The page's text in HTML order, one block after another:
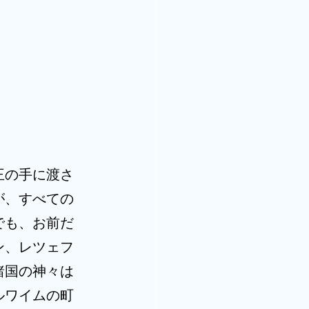
手に渡さ
、すべての
も、お前だ
レツェフ
の神々は
ワイムの町